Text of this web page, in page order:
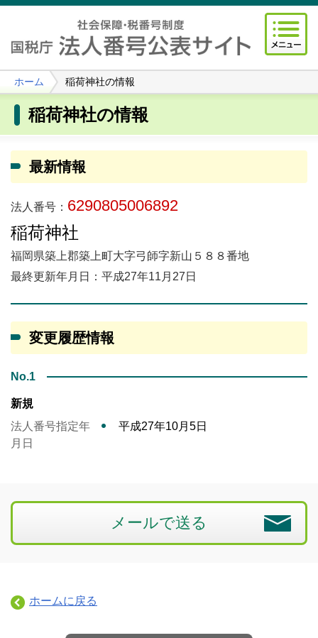
ホーム 稲荷神社の情報
稲荷神社の情報
最新情報
法人番号： 6290805006892
稲荷神社
福岡県築上郡築上町大字弓師字新山５８８番地
最終更新年月日：平成27年11月27日
変更履歴情報
No.1
新規
法人番号指定年
月日
平成27年10月5日
メールで送る
ホームに戻る